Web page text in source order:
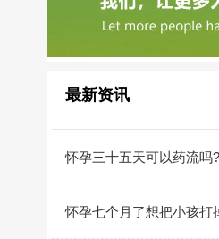
最新资讯
怀孕三十五天可以药流吗
怀孕七个月了想把小孩打